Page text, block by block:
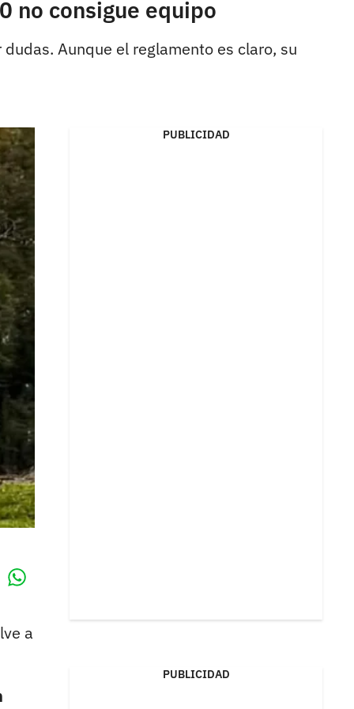
no consigue equipo
Aunque el reglamento es claro, su
a
PUBLICIDAD
PUBLICIDAD